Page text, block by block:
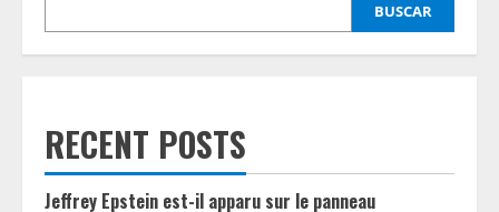
BUSCAR
RECENT POSTS
Jeffrey Epstein est-il apparu sur le panneau